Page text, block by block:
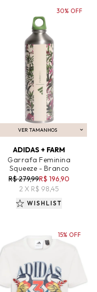
VER TAMANHOS
ADICIONAR AO CARRINHO
ADIDAS + FARM
Garrafa Feminina
Squeeze - Branco
R$ 279,99R$ 196,90
2 X R$ 98,45
30% OFF
WISHLIST
15% OFF